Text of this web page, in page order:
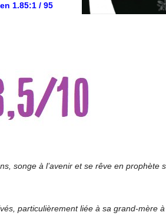
1.85:1 / 95
songe à l’avenir et se rêve en prophète
particulièrement liée à sa grand-mère